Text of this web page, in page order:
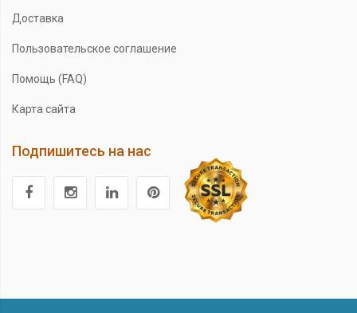
Доставка
Пользовательское соглашение
Помощь (FAQ)
Карта сайта
Подпишитесь на нас